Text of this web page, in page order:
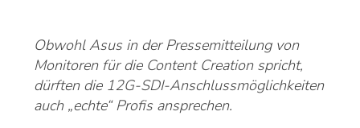
Obwohl Asus in der Pressemitteilung von
Monitoren für die Content Creation spricht,
dürften die 12G-SDI-Anschlussmöglichkeiten
auch „echte“ Profis ansprechen.